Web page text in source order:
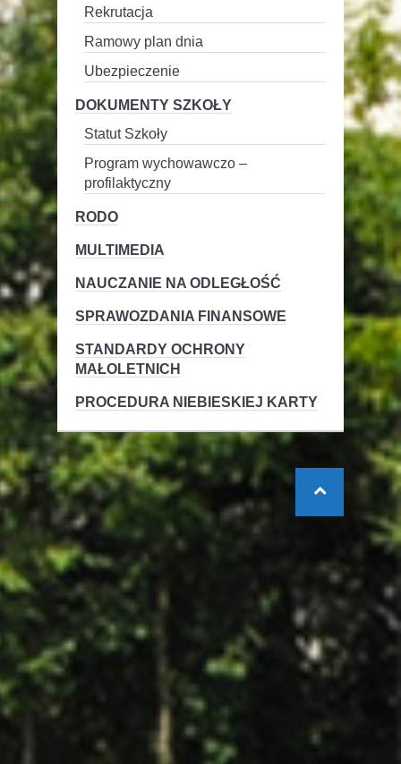
Rekrutacja
Ramowy plan dnia
Ubezpieczenie
DOKUMENTY SZKOŁY
Statut Szkoły
Program wychowawczo –
profilaktyczny
RODO
MULTIMEDIA
NAUCZANIE NA ODLEGŁOŚĆ
SPRAWOZDANIA FINANSOWE
STANDARDY OCHRONY
MAŁOLETNICH
PROCEDURA NIEBIESKIEJ KARTY